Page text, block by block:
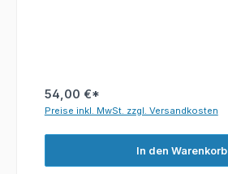
54,00 €*
Preise inkl. MwSt. zzgl. Versandkosten
In den Warenkorb